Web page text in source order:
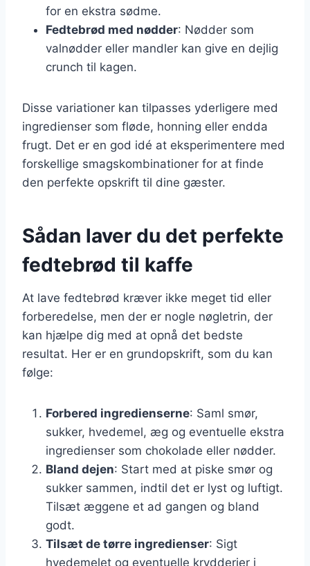
for en ekstra sødme.
Fedtebrød med nødder: Nødder som
valnødder eller mandler kan give en dejlig
crunch til kagen.
Disse variationer kan tilpasses yderligere med
ingredienser som fløde, honning eller endda
frugt. Det er en god idé at eksperimentere med
forskellige smagskombinationer for at finde
den perfekte opskrift til dine gæster.
Sådan laver du det perfekte
fedtebrød til kaffe
At lave fedtebrød kræver ikke meget tid eller
forberedelse, men der er nogle nøgletrin, der
kan hjælpe dig med at opnå det bedste
resultat. Her er en grundopskrift, som du kan
følge:
Forbered ingredienserne: Saml smør,
sukker, hvedemel, æg og eventuelle ekstra
ingredienser som chokolade eller nødder.
Bland dejen: Start med at piske smør og
sukker sammen, indtil det er lyst og luftigt.
Tilsæt æggene et ad gangen og bland
godt.
Tilsæt de tørre ingredienser: Sigt
hvedemelet og eventuelle krydderier i